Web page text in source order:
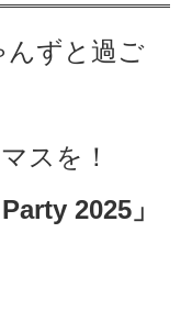
んずと過ご
スを！
2025」